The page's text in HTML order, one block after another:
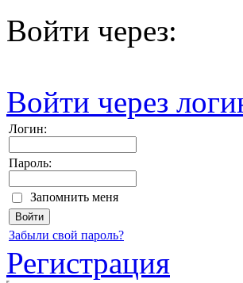
Войти через:
Войти через
Логин:
Пароль:
Запомнить меня
Забыли свой пароль?
Регистрация